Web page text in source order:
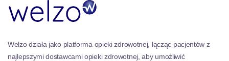
dermatologicznie, zapewniając, że są bezpieczne i
delikatne dla twojej skóry.
wygody, co ułatwia noszenie i nakładanie w podróży.
Niezależnie od tego, czy jesteś entuzjastą makijażu,
Welzo działa jako platforma opieki zdrowotnej, łącząc pacjentów z
najlepszymi dostawcami opieki zdrowotnej, aby umożliwić